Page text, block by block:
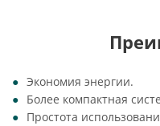
Экономия энергии.
Более компактная
Простота